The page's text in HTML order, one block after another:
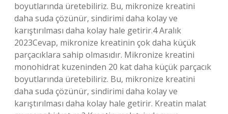
boyutlarında üretebiliriz. Bu, mikronize kreatini
daha suda çözünür, sindirimi daha kolay ve
karıştırılması daha kolay hale getirir.4 Aralık
2023Cevap, mikronize kreatinin çok daha küçük
parçacıklara sahip olmasıdır. Mikronize kreatini
monohidrat kuzeninden 20 kat daha küçük parçacık
boyutlarında üretebiliriz. Bu, mikronize kreatini
daha suda çözünür, sindirimi daha kolay ve
karıştırılması daha kolay hale getirir. Kreatin malat